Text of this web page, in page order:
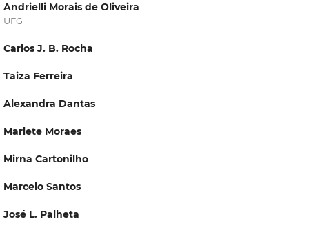
Andrielli Morais de Oliveira
UFG
Carlos J. B. Rocha
Taiza Ferreira
Alexandra Dantas
Marlete Moraes
Mirna Cartonilho
Marcelo Santos
José L. Palheta